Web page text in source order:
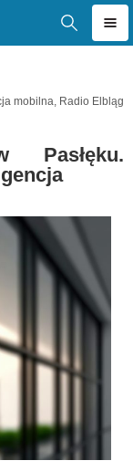
mobilna, Radio Elbląg
Pasłęku.